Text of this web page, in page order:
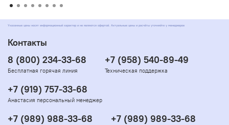
Указанные цены носят информационный характер и не являются офертой. Актуальные цены и расчёты уточняйте у менеджеров
Контакты
8 (800) 234-33-68
Бесплатная горячая линия
+7 (958) 540-89-49
Техническая поддержка
+7 (919) 757-33-68
Анастасия персональный менеджер
+7 (989) 988-33-68 +7 (989) 989-33-68